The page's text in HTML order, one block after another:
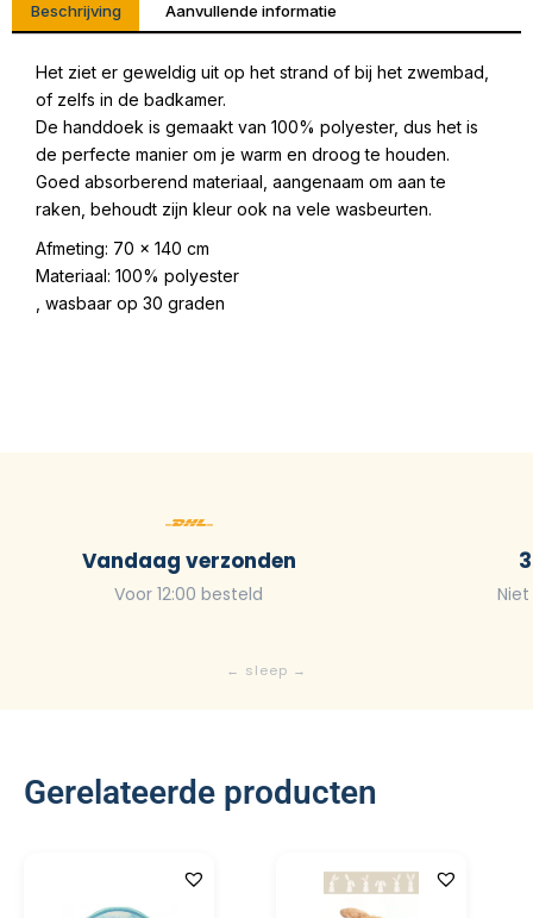
Beschrijving Aanvullende informatie
Het ziet er geweldig uit op het strand of bij het zwembad,
of zelfs in de badkamer.
De handdoek is gemaakt van 100% polyester, dus het is
de perfecte manier om je warm en droog te houden.
Goed absorberend materiaal, aangenaam om aan te
raken, behoudt zijn kleur ook na vele wasbeurten.
Afmeting: 70 x 140 cm
Materiaal: 100% polyester
, wasbaar op 30 graden
Vandaag verzonden
Voor 12:00 besteld
Gerelateerde producten